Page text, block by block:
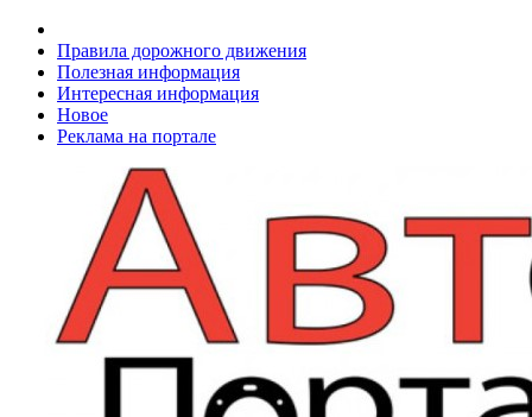
Правила дорожного движения
Полезная информация
Интересная информация
Новое
Реклама на портале